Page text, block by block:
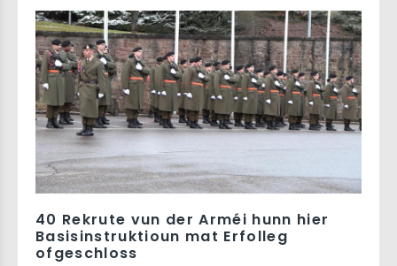
40 Rekrute vun der Arméi hunn hier
Basisinstruktioun mat Erfolleg
ofgeschloss